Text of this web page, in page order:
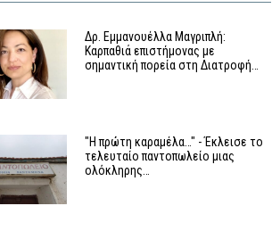
Δρ. Εμμανουέλλα Μαγριπλή:
Καρπαθιά επιστήμονας με
σημαντική πορεία στη Διατροφή…
"Η πρώτη καραμέλα…" - Έκλεισε το
τελευταίο παντοπωλείο μιας
ολόκληρης…